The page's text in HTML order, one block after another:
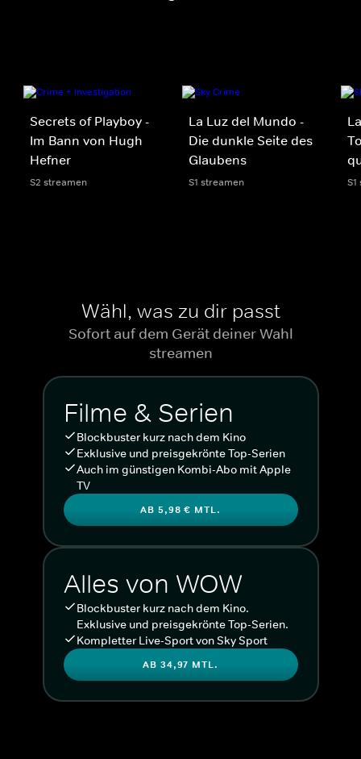
Secrets of Playboy -
Im Bann von Hugh
Hefner
S2 streamen
La Luz del Mundo -
Die dunkle Seite des
Glaubens
S1 streamen
Wähl, was zu dir passt
Sofort auf dem Gerät deiner Wahl
streamen
Filme & Serien
Blockbuster kurz nach dem Kino
Exklusive und preisgekrönte Top-Serien
Auch im günstigen Kombi-Abo mit Apple
TV
AB 5,98 € MTL.
Alles von WOW
Blockbuster kurz nach dem Kino.
Exklusive und preisgekrönte Top-Serien.
Kompletter Live-Sport von Sky Sport
AB 34,97 MTL.